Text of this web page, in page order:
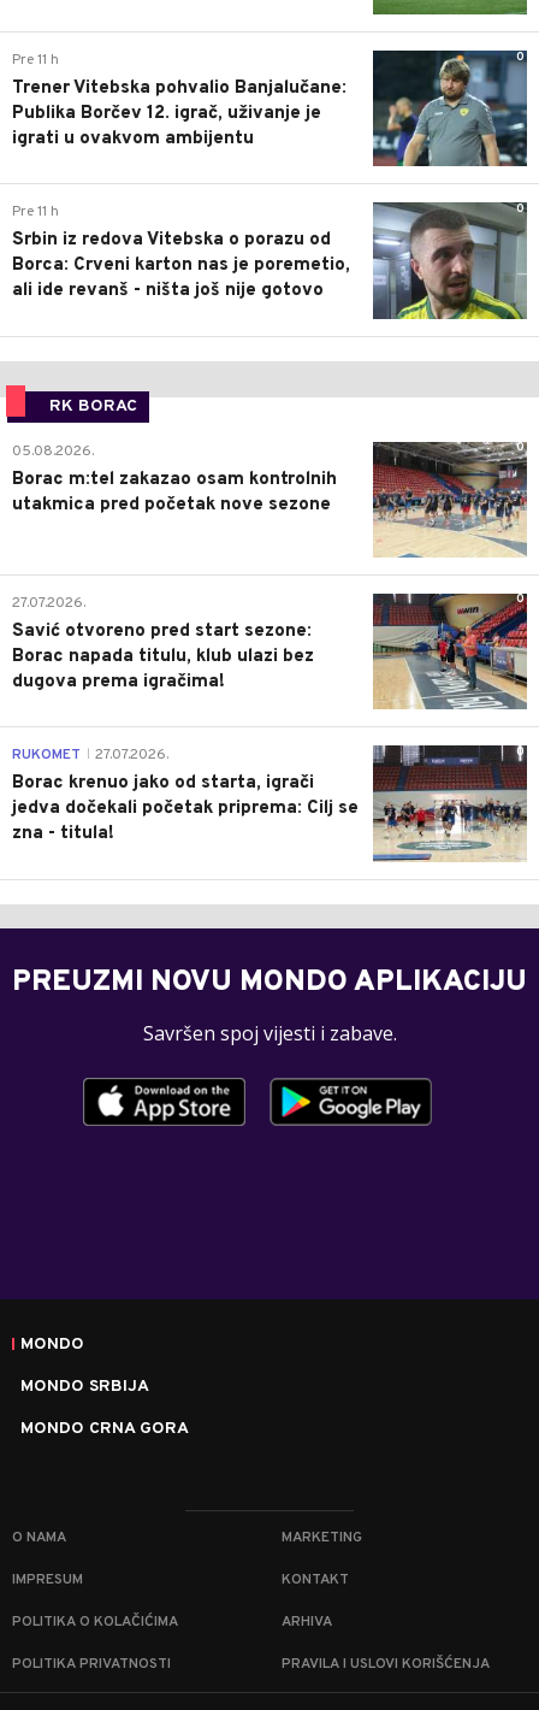
0
Pre 11 h
Trener Vitebska pohvalio Banjalučane:
Publika Borčev 12. igrač, uživanje je
igrati u ovakvom ambijentu
0
Pre 11 h
Srbin iz redova Vitebska o porazu od
Borca: Crveni karton nas je poremetio,
ali ide revanš - ništa još nije gotovo
RK BORAC
0
05.08.2026.
Borac m:tel zakazao osam kontrolnih
utakmica pred početak nove sezone
0
27.07.2026.
Savić otvoreno pred start sezone:
Borac napada titulu, klub ulazi bez
dugova prema igračima!
0
RUKOMET 27.07.2026.
Borac krenuo jako od starta, igrači
jedva dočekali početak priprema: Cilj se
zna - titula!
PREUZMI NOVU MONDO APLIKACIJU
Savršen spoj vijesti i zabave.
MONDO
MONDO SRBIJA
MONDO CRNA GORA
O NAMA MARKETING
IMPRESUM KONTAKT
POLITIKA O KOLAČIĆIMA ARHIVA
POLITIKA PRIVATNOSTI PRAVILA I USLOVI KORIŠĆENJA